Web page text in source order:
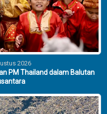
2026
PM Thailand dalam Balutan